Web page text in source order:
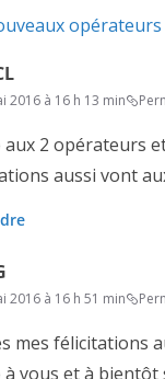
opérateurs
2016 à 16 h 13 min
aux 2 opérateurs
aussi vont
2016 à 16 h 51 min
mes félicitations
à vous et à bientôt